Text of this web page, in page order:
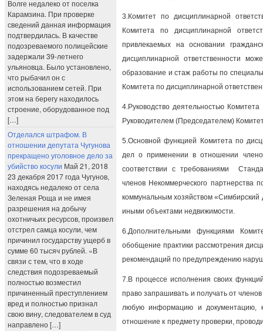
Волге недалеко от поселка
Карамзина. При проверке
сведений данная информация
подтвердилась. В качестве
подозреваемого полицейские
задержали 39-летнего
ульяновца. Было установлено,
что рыбачил он с
использованием сетей. При
этом на берегу находилось
строение, оборудованное под
[…]
Отделался штрафом. В
отношении депутата Чугунова
прекращено уголовное дело за
убийство косули Май 21, 2018
23 декабря 2017 года Чугунов,
находясь недалеко от села
Зеленая Роща и не имея
разрешения на добычу
охотничьих ресурсов, произвел
отстрел самца косули, чем
причинил государству ущерб в
сумме 60 тысяч рублей. «В
связи с тем, что в ходе
следствия подозреваемый
полностью возместил
причиненный преступлением
вред и полностью признал
свою вину, следователем в суд
направлено […]
3.Комитет по дисциплинарной
Комитета по дисциплинарной
привлекаемых на основании
дисциплинарной ответственности
образование и стаж работы по
Комитета по дисциплинарной
4.Руководство деятельностью
Руководителем (Председателем)
5.Основной функцией Комитета по
дел о применении в отношении
соответствии с требованиями
членов Некоммерческого партнерства
коммунальным хозяйством
иными объектами недвижимости.
6.Дополнительными функциями
обобщение практики рассмотрения
рекомендаций по предупреждению
7.В процессе исполнения своих
право запрашивать и получать от
любую информацию и документацию,
отношение к предмету проверки,